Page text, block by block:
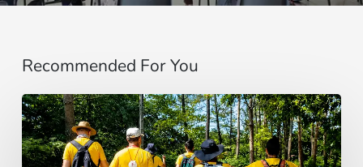
Recommended For You
“Estoy
contigo”
: